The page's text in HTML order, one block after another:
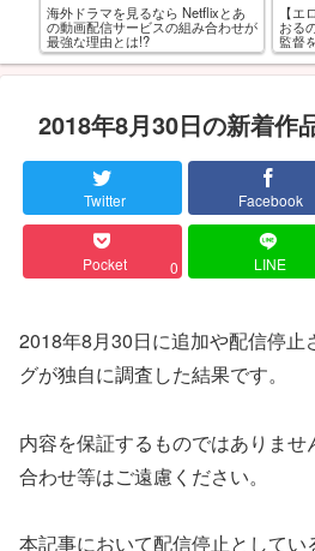
海外ドラマを見るなら Netflixとあ
の動画配信サービスの組み合わせが
最強な理由とは!?
【
おる
監督
2018年8月30日の新着作
Twitter Facebook
Pocket 0 LINE
2018年8月30日に追加や配信停止
グが独自に調査した結果です。
内容を保証するものではありま
合わせ等はご遠慮ください。
本記事において配信停止としてい